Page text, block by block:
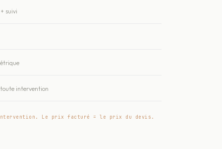
suivi
intervention
Le prix facturé = le prix du devis.